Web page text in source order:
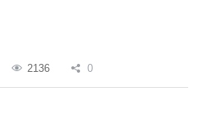
2136 0